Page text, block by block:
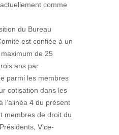
comme
du Bureau
est confiée à un
de 25
ans par
parmi les membres
cotisation dans les
l’alinéa 4 du présent
membres de droit du
Vice-